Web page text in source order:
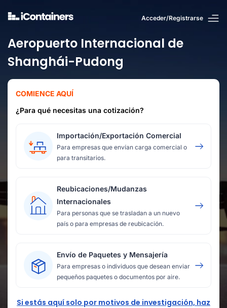
Acceder/Registrarse
Aeropuerto Internacional de
Shanghái-Pudong
COMIENCE AQUÍ
¿Para qué necesitas una cotización?
Importación/Exportación Comercial
Para empresas que envían carga comercial o
para transitarios.
Reubicaciones/Mudanzas
Internacionales
Para personas que se trasladan a un nuevo
país o para empresas de reubicación.
Envío de Paquetes y Mensajería
Para empresas o individuos que desean enviar
pequeños paquetes o documentos por aire.
Si estás aquí solo por motivos de investigación, haz